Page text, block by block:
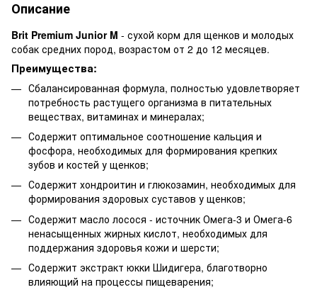
Описание
Brit Premium Junior M - сухой корм для щенков и молодых
собак средних пород, возрастом от 2 до 12 месяцев.
Преимущества:
Сбалансированная формула, полностью удовлетворяет
потребность растущего организма в питательных
веществах, витаминах и минералах;
Содержит оптимальное соотношение кальция и
фосфора, необходимых для формирования крепких
зубов и костей у щенков;
Содержит хондроитин и глюкозамин, необходимых для
формирования здоровых суставов у щенков;
Содержит масло лосося - источник Омега-3 и Омега-6
ненасыщенных жирных кислот, необходимых для
поддержания здоровья кожи и шерсти;
Содержит экстракт юкки Шидигера, благотворно
влияющий на процессы пищеварения;